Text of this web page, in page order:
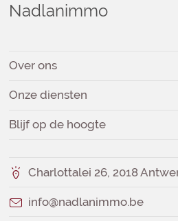
Nadlanimmo
Over ons
Onze diensten
Blijf op de hoogte
Charlottalei 26, 2018
info@nadlanimmo.be